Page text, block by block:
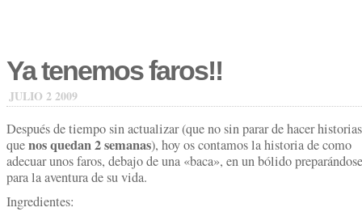
Ya tenemos faros!!
JULIO 2 2009
Después de tiempo sin actualizar (que no sin parar de hacer
quenos quedan 2 semanas), hoy os contamos la historia de como
adecuar unos faros, debajo de una «baca», en un bólido preparándose
para la aventura de su vida.
Ingredientes: